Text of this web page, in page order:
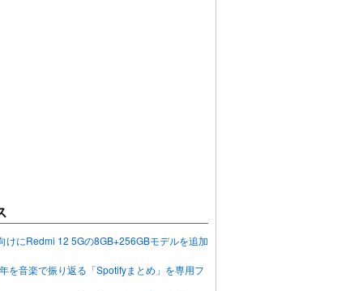
けにRedmi 12 5Gの8GB+256GBモデルを追加
を音楽で振り返る「Spotifyまとめ」を専用フ